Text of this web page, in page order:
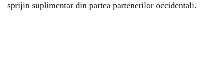
sprijin suplimentar din partea partenerilor occidentali.